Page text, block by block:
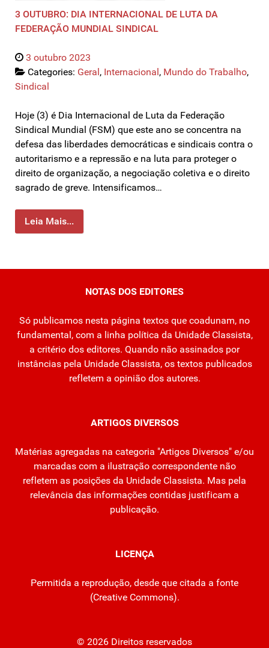
3 OUTUBRO: DIA INTERNACIONAL DE LUTA DA
FEDERAÇÃO MUNDIAL SINDICAL
3 outubro 2023
Categories: Geral, Internacional, Mundo do Trabalho,
Sindical
Hoje (3) é Dia Internacional de Luta da Federação
Sindical Mundial (FSM) que este ano se concentra na
defesa das liberdades democráticas e sindicais contra o
autoritarismo e a repressão e na luta para proteger o
direito de organização, a negociação coletiva e o direito
sagrado de greve. Intensificamos…
Leia Mais...
NOTAS DOS EDITORES
Só publicamos nesta página textos que coadunam, no
fundamental, com a linha política da Unidade Classista,
a critério dos editores. Quando não assinados por
instâncias pela Unidade Classista, os textos publicados
refletem a opinião dos autores.
ARTIGOS DIVERSOS
Matérias agregadas na categoria "Artigos Diversos" e/ou
marcadas com a ilustração correspondente não
refletem as posições da Unidade Classista. Mas pela
relevância das informações contidas justificam a
publicação.
LICENÇA
Permitida a reprodução, desde que citada a fonte
(Creative Commons).
© 2026 Direitos reservados